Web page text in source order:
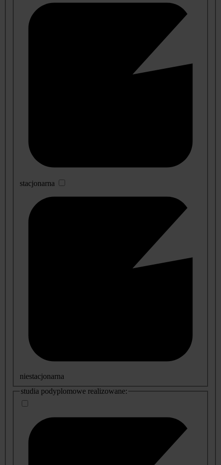
stacjonarna
niestacjonarna
studia podyplomowe realizowane: